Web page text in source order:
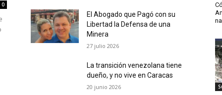
0
El Abogado que Pagó con su
Libertad la Defensa de una
Minera
27 julio 2026
La transición venezolana tiene
dueño, y no vive en Caracas
20 junio 2026